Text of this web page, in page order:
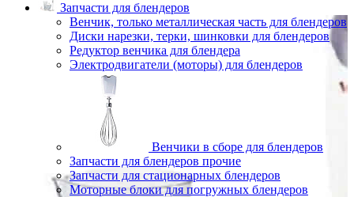
Запчасти для блендеров
Венчик, только металлическая часть для блендеров
Диски нарезки, терки, шинковки для блендеров
Редуктор венчика для блендера
Электродвигатели (моторы) для блендеров
Венчики в сборе для блендеров
Запчасти для блендеров прочие
Запчасти для стационарных блендеров
Моторные блоки для погружных блендеров